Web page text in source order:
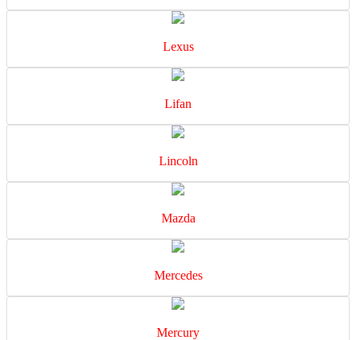
Lexus
Lifan
Lincoln
Mazda
Mercedes
Mercury